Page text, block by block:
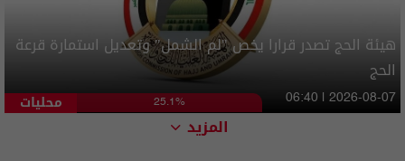
هيئة الحج تصدر قرارا يخص "لم الشمل" وتعديل استمارة قرعة
الحج
محليات 25.1% 06:40 | 2026-08-07
المزيد